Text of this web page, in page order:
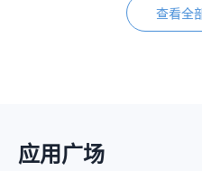
查看全
应用广场